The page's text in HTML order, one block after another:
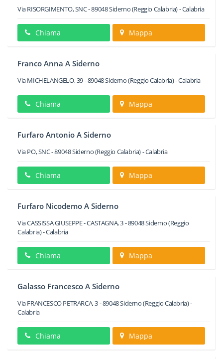
Via RISORGIMENTO, SNC-89048Siderno(Reggio Calabria) -Calabria
Chiama Mappa
Franco Anna A Siderno
Via MICHELANGELO, 39-89048Siderno(Reggio Calabria) -Calabria
Chiama Mappa
Furfaro Antonio A Siderno
Via PO, SNC-89048Siderno(Reggio Calabria) -Calabria
Chiama Mappa
Furfaro Nicodemo A Siderno
Via CASSISSA GIUSEPPE - CASTAGNA, 3-89048Siderno(Reggio
Calabria) -Calabria
Chiama Mappa
Galasso Francesco A Siderno
Via FRANCESCO PETRARCA, 3-89048Siderno(Reggio Calabria) -
Calabria
Chiama Mappa